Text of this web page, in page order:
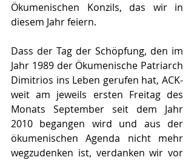
Ökumenischen Konzils, das wir in
diesem Jahr feiern.
Dass der Tag der Schöpfung, den im
Jahr 1989 der Ökumenische Patriarch
Dimitrios ins Leben gerufen hat, ACK-
weit am jeweils ersten Freitag des
Monats September seit dem Jahr
2010 begangen wird und aus der
ökumenischen Agenda nicht mehr
wegzudenken ist, verdanken wir vor